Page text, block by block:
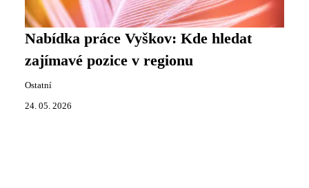
Nabídka práce Vyškov: Kde hledat
zajímavé pozice v regionu
Ostatní
24. 05. 2026